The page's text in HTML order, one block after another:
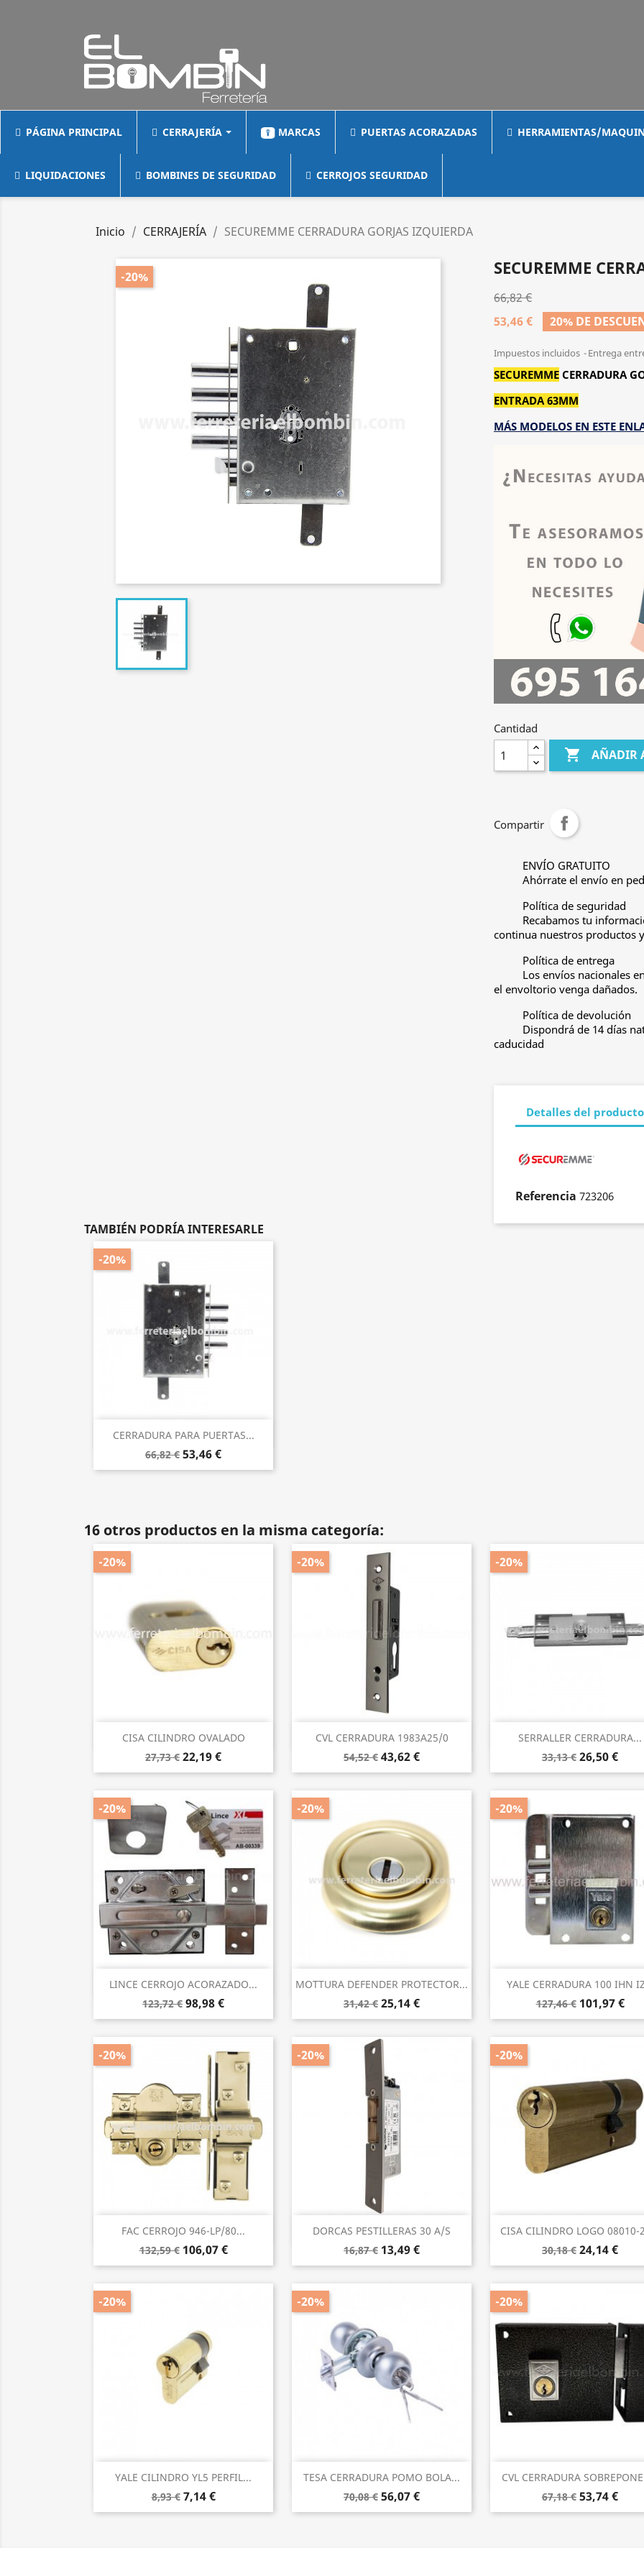
PÁGINA PRINCIPAL CERRAJERÍA MARCAS PUERTAS ACORAZADAS HERRAMIENTAS/
LIQUIDACIONES BOMBINES DE SEGURIDAD CERROJOS SEGURIDAD
Inicio CERRAJERÍA SECUREMME CERRADURA GORJAS IZQUIERDA
-20% SECUREMME
66,82 €
53,46 €
20% DE
Impuestos incluidos Entrega
SECUREMME CERRADURA
ENTRADA 63MM
MÁS MODELOS EN ESTE
Cantidad
 AÑADIR
Compartir
ENVÍO GRATUITO
Ahórrate el envío en
Política de seguridad
Recabamos tu
continua nuestros productos
Política de entrega
Los envíos nacionales
el envoltorio venga dañados.
Política de devolución
Dispondrá de 14 días
caducidad
Detalles del producto
Referencia 723206
TAMBIÉN PODRÍA INTERESARLE
CERRADURA PARA PUERTAS...
66,82 € 53,46 €
-20%
Vista rápida
16 otros productos en la misma categoría:
CISA CILINDRO OVALADO
27,73 € 22,19 €
-20%
Vista rápida
CVL CERRADURA 1983A25/0
54,52 € 43,62 €
-20%
Vista rápida
SERRALLER CERRADURA...
33,13 € 26,50 €
-20%
Vista rápida
LINCE CERROJO ACORAZADO...
123,72 € 98,98 €
-20%
Vista rápida
MOTTURA DEFENDER PROTECTOR...
31,42 € 25,14 €
-20%
Vista rápida
YALE CERRADURA 100 IHN
127,46 € 101,97 €
-20%
Vista rápida
FAC CERROJO 946-LP/80...
132,59 € 106,07 €
-20%
Vista rápida
DORCAS PESTILLERAS 30 A/S
16,87 € 13,49 €
-20%
 Vista rápida
CISA CILINDRO LOGO 08010-
30,18 € 24,14 €
-20%
Vista rápida
YALE CILINDRO YL5 PERFIL...
8,93 € 7,14 €
-20%
Vista rápida
TESA CERRADURA POMO BOLA...
70,08 € 56,07 €
-20%
Vista rápida
CVL CERRADURA
67,18 € 53,74 €
-20%
Vista rápida